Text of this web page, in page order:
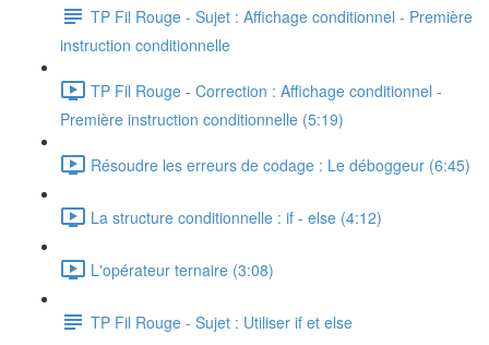
TP Fil Rouge - Sujet : Affichage conditionnel - Première
instruction conditionnelle
TP Fil Rouge - Correction : Affichage conditionnel -
Première instruction conditionnelle (5:19)
Résoudre les erreurs de codage : Le déboggeur (6:45)
La structure conditionnelle : if - else (4:12)
L'opérateur ternaire (3:08)
TP Fil Rouge - Sujet : Utiliser if et else